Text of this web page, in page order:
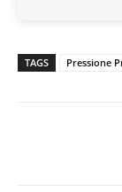
TAGS Pressione